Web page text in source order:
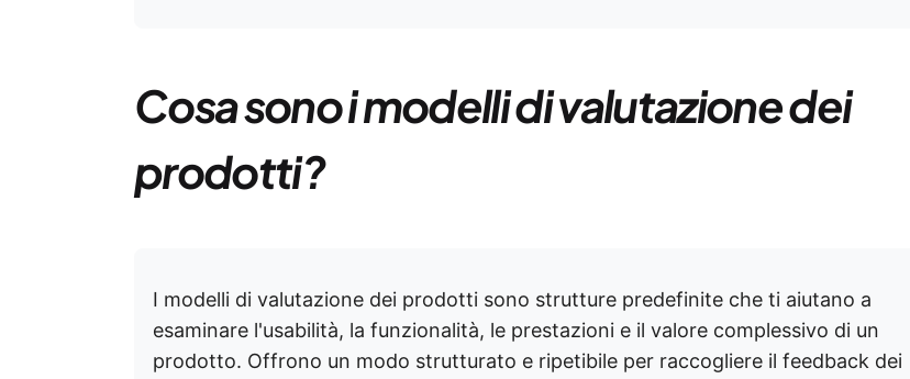
Cosa sono i modelli di valutazione dei
prodotti?
I modelli di valutazione dei prodotti sono strutture predefinite che ti aiutano a
esaminare l'usabilità, la funzionalità, le prestazioni e il valore complessivo di un
prodotto. Offrono un modo strutturato e ripetibile per raccogliere il feedback dei